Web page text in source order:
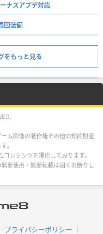
ナスアプデ対応
回装備
をもっと見る
ム画像の著作権その他の知的財産
。
ンテンツを提供しております。
断使用・無断転載は固くお断りし
プライバシーポリシー